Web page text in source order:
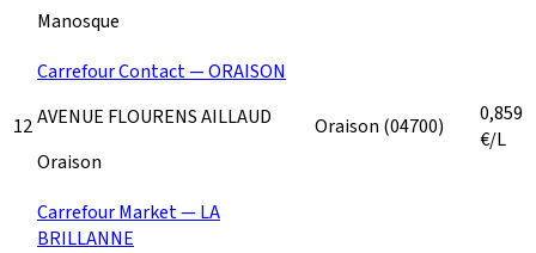
Manosque
12
Carrefour Contact — ORAISON
AVENUE FLOURENS AILLAUD
Oraison
Oraison (04700)
0,859
€/L
Carrefour Market — LA
BRILLANNE